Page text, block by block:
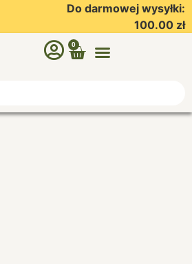
Do darmowej wysyłki:
100.00 zł
0